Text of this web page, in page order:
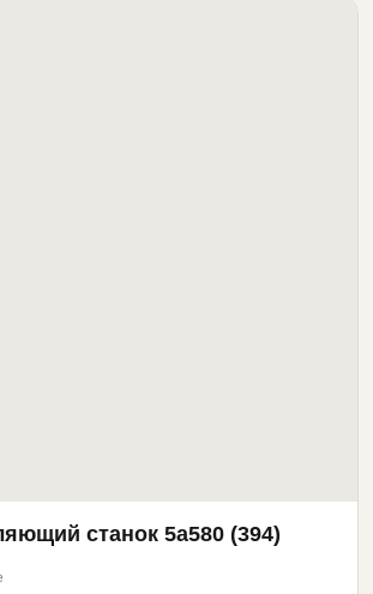
станок 5а580 (394)